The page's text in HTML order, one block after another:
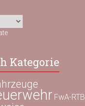
Kategorie
FwA-RTB